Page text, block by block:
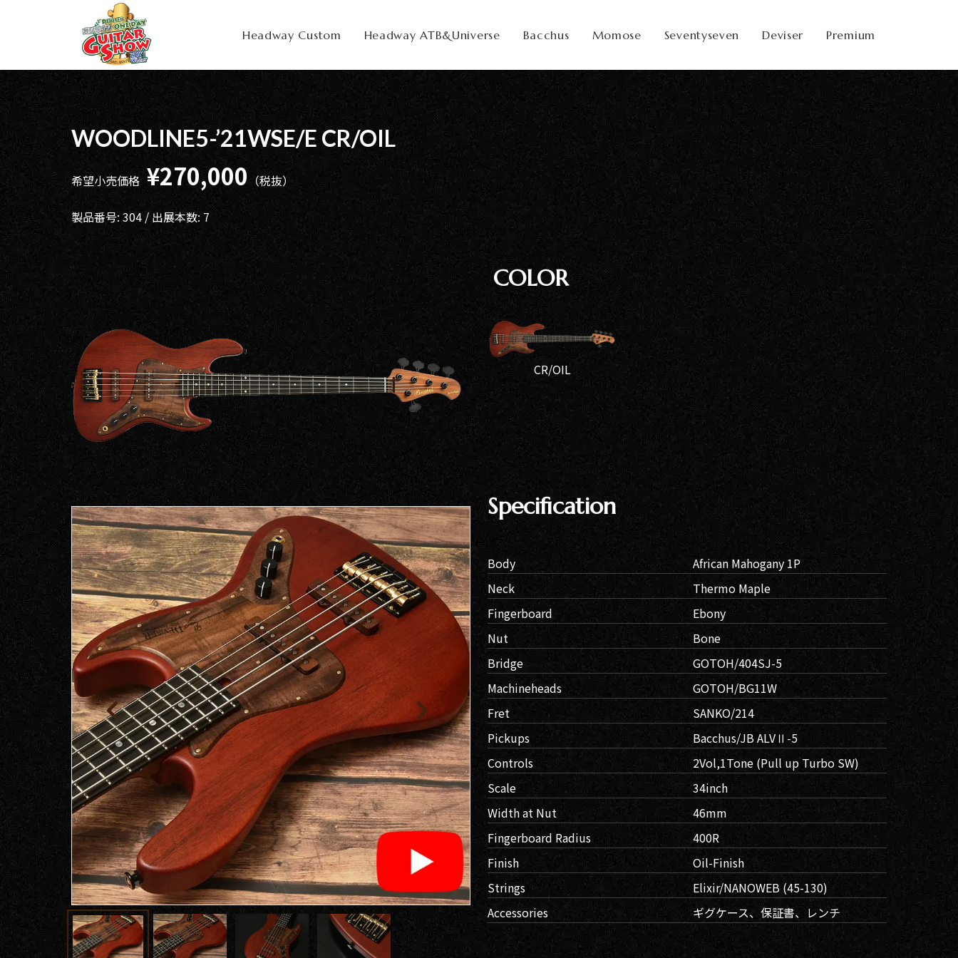
Headway Custom Headway ATB&Universe Bacchus Momose Seventyseven Deviser Premium
取扱ブランド
クギター/ ウク
レレ
Headway
ベース
Guitars
Momose
Custom Craft
Guitars
STR Guitars
エレキギター
SeventySeven
Guitars
JRP Guitars
Deviser
Special
Specification
アクセサリ・
パーツ
DeviseR MI
MOJO TONE
Tim Bud
Rayross Bridge
商品を探す
新着商品から探
動画から探す
キャンペーン・
イベント情報か
アーティストを
Bacchus
Headway
Momose
Custom Craft
Guitars
SeventySeven
STR Guitars
SH Guitars
お店を探す
都道府県から探
す
海外から探す
新着情
お知ら
ショッ
プ情報
新製品
リリー
ス情報
ア情報
ン・イ
アー
ディバ
がゆく
ギター
ショッ
プ巡り
その他
お客様
サポー
ト
製品保
証・
ファー
オー
ナー登
録
営業日
カレン
ダー
お問い
合わせ
広告
アーカ
イブス
会社
工場
SDGs
取り
イザー
オンラ
インス
サイト
マップ
合わせ
個人情
報取り
扱い
WOODLINE5-’21WSE/E CR/OIL
希望小売価格 ¥270,000 （税抜）
製品番号: 304 / 出展本数: 7
COLOR
CR/OIL
Specification
Body
African Mahogany 1P
Neck
Thermo Maple
Fingerboard
Ebony
Nut
Bone
Bridge
GOTOH/404SJ-5
Machineheads
GOTOH/BG11W
Fret
SANKO/214
Pickups
Bacchus/JB ALVⅡ-5
Controls
2Vol,1Tone (Pull up Turbo SW)
Scale
34inch
Width at Nut
46mm
Fingerboard Radius
400R
Finish
Oil-Finish
Strings
Elixir/NANOWEB (45-130)
Accessories
ギグケース、保証書、レンチ